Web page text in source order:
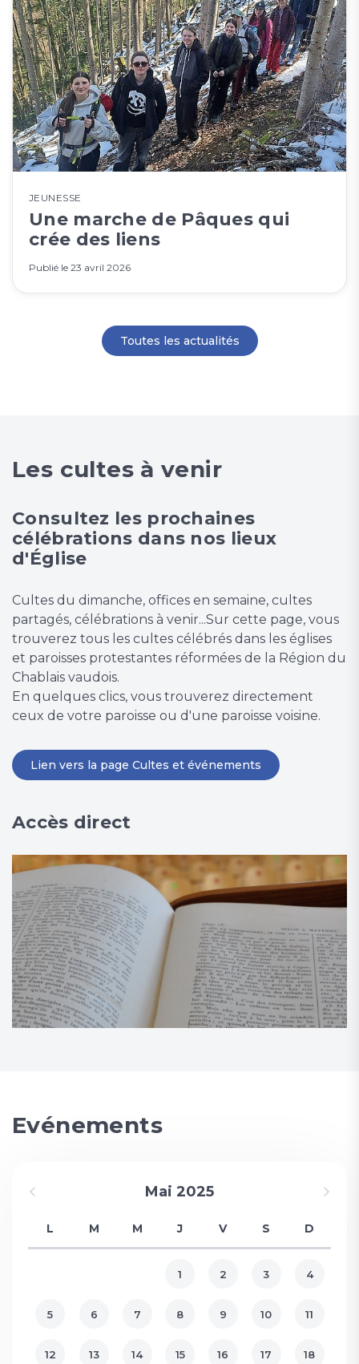
JEUNESSE
Une marche de Pâques qui
crée des liens
Publié le 23 avril 2026
Toutes les actualités
Les cultes à venir
Consultez les prochaines
célébrations dans nos lieux
d'Église
Cultes du dimanche, offices en semaine, cultes
partagés, célébrations à venir...Sur cette page, vous
trouverez tous les cultes célébrés dans les églises
et paroisses protestantes réformées de la Région du
Chablais vaudois.
En quelques clics, vous trouverez directement
ceux de votre paroisse ou d'une paroisse voisine.
Lien vers la page Cultes et événements
Accès direct
Evénements
Mai 2025
L M M J V S D
1 2 3 4
5 6 7 8 9 10 11
12 13 14 15 16 17 18